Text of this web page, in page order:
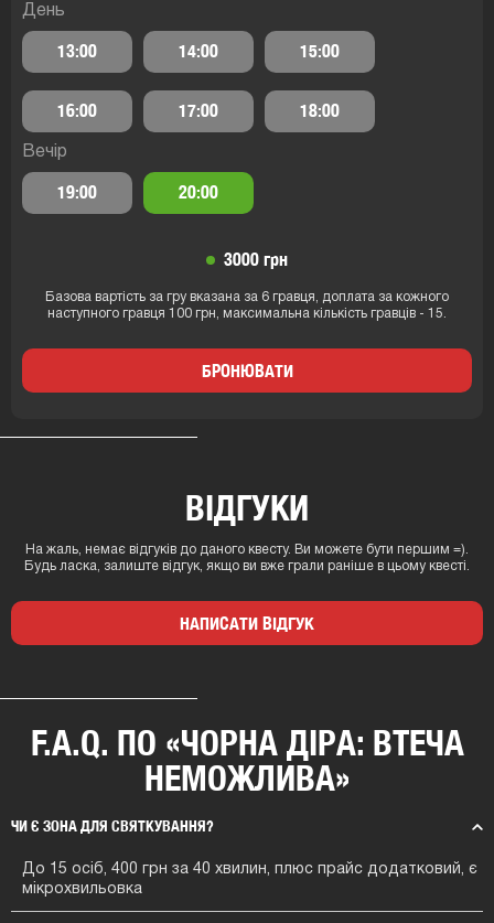
День
13:00 14:00 15:00
16:00 17:00 18:00
Вечір
19:00 20:00
3000 грн
Базова вартість за гру вказана за 6 гравця, доплата за кожного
наступного гравця 100 грн, максимальна кількість гравців - 15.
БРОНЮВАТИ
ВІДГУКИ
На жаль, немає відгуків до даного квесту. Ви можете бути першим =).
Будь ласка, залиште відгук, якщо ви вже грали раніше в цьому квесті.
НАПИСАТИ ВІДГУК
F.A.Q. ПО «ЧОРНА ДІРА: ВТЕЧА
НЕМОЖЛИВА»
ЧИ Є ЗОНА ДЛЯ СВЯТКУВАННЯ?
До 15 осіб, 400 грн за 40 хвилин, плюс прайс додатковий, є
мікрохвильовка